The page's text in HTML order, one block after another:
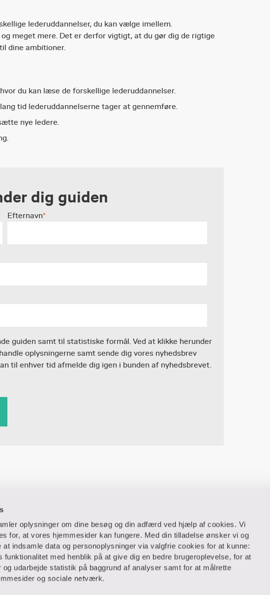
oplysninger om dine besøg og din adfærd ved hjælp af cookies. Vi
for, at vores hjemmesider kan fungere. Med din tilladelse ønsker vi og
indsamle data og personoplysninger via valgfrie cookies for at kunne:
funktionalitet med henblik på at give dig en bedre brugeroplevelse, for at
udarbejde statistik på baggrund af analyser samt for at målrette
og sociale netværk.
lederuddannelser, du kan vælge imellem.
meget mere. Det er derfor vigtigt, at du gør dig de rigtige
dine ambitioner.
du kan læse de forskellige lederuddannelser.
tid lederuddannelserne tager at gennemføre.
nye ledere.
dig guiden
Efternavn*
guiden samt til statistiske formål. Ved at klikke herunder
oplysningerne samt sende dig vores nyhedsbrev
til enhver tid afmelde dig igen i bunden af nyhedsbrevet.
Ansatte og studerende